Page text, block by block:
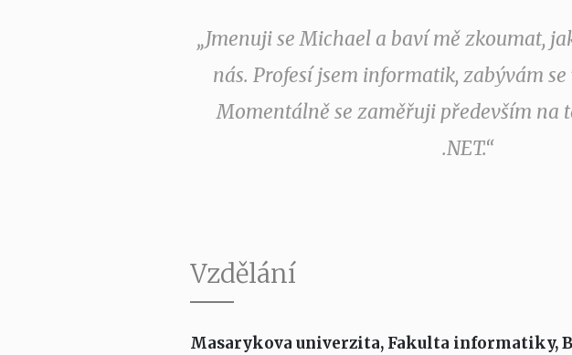
„Jmenuji se Michael a baví mě zkoumat,
nás. Profesí jsem informatik, zabývám
Momentálně se zaměřuji především na
.NET.“
Vzdělání
Masarykova univerzita, Fakulta informatiky,